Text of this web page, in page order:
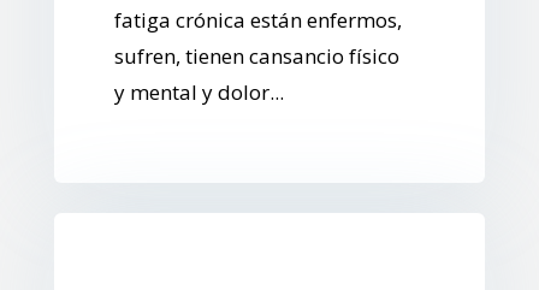
fatiga crónica están enfermos,
sufren, tienen cansancio físico
y mental y dolor...